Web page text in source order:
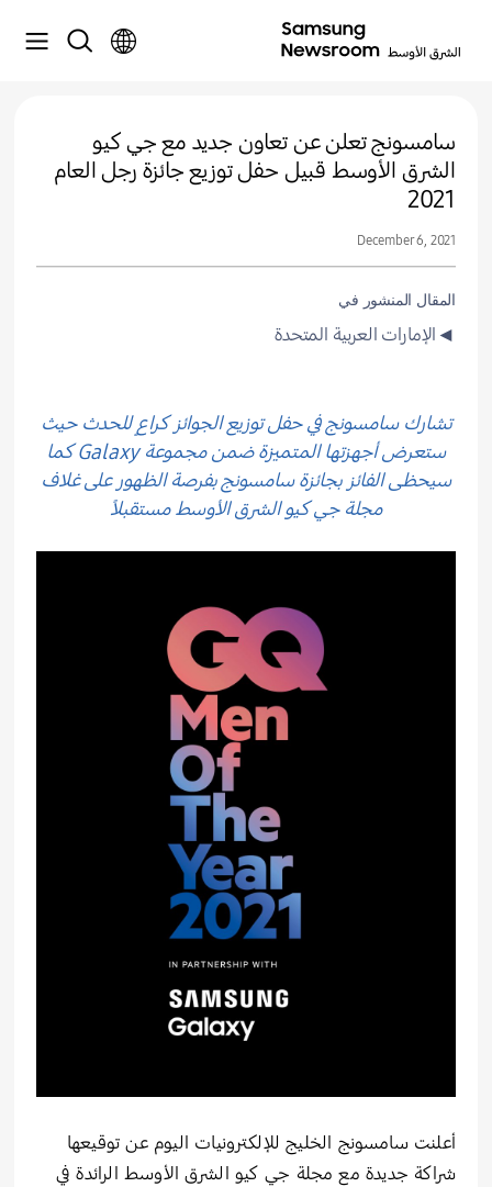
سامسونج تعلن عن تعاون جديد مع جي كيو
الشرق الأوسط قبيل حفل توزيع جائزة رجل العام
2021
December 6, 2021
المقال المنشور في
◄الإمارات العربية المتحدة
تشارك سامسونج في حفل توزيع الجوائز كراعٍ للحدث حيث
ستعرض أجهزتها المتميزة ضمن مجموعة Galaxy كما
سيحظى الفائز بجائزة سامسونج بفرصة الظهور على غلاف
مجلة جي كيو الشرق الأوسط مستقبلاً
أعلنت سامسونج الخليج للإلكترونيات اليوم عن توقيعها
شراكة جديدة مع مجلة جي كيو الشرق الأوسط الرائدة في